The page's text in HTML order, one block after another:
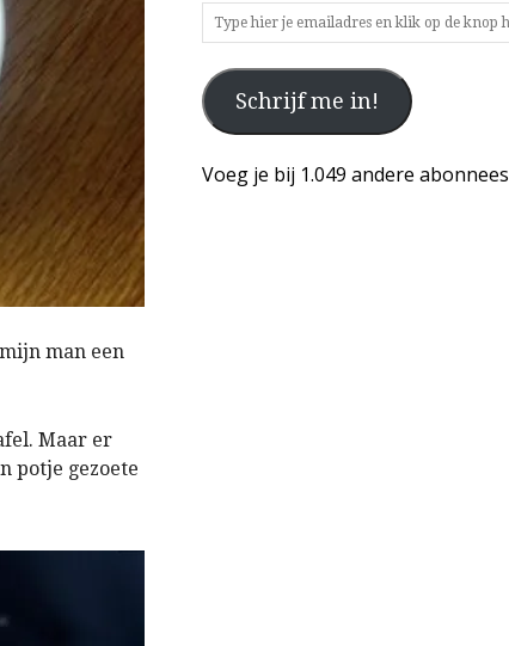
man een
Maar er
potje gezoete
Type
hier
je
emailadres
en
op
Schrijf me in!
Voeg je bij 1.049 andere abonnees